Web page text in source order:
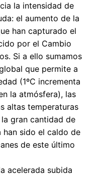
la intensidad de
el aumento de la
han capturado el
por el Cambio
Si a ello sumamos
que permite a
(1ºC incrementa
la atmósfera), las
altas temperaturas
gran cantidad de
han sido el caldo de
de este último
acelerada subida